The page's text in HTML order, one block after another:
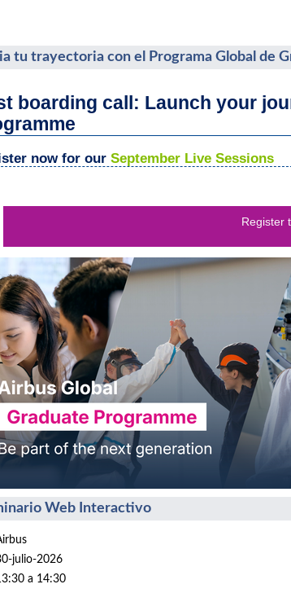
tu trayectoria con el Programa Global de
boarding call: Launch your
now for our September Live Sessions
Register
Web Interactivo
julio-2026
a 14:30